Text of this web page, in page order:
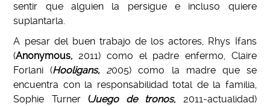
sentir que alguien la persigue e incluso quiere
suplantarla.
A pesar del buen trabajo de los actores, Rhys Ifans
(Anonymous,2011) como el padre enfermo, Claire
Forlani (Hooligans, 2005) como la madre que se
encuentra con la responsabilidad total de la familia,
Sophie Turner(Juego de tronos, 2011-actualidad)